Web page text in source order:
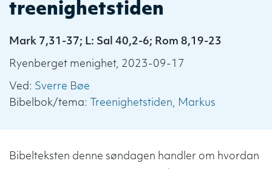
treenighetstiden
Mark 7,31-37; L: Sal 40,2-6; Rom 8,19-23
Ryenberget menighet, 2023-09-17
Ved: Sverre Bøe
Bibelbok/tema:
Treenighetstiden Markus
Bibelteksten denne søndagen handler om hvordan